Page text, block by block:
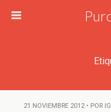
21 NOVIEMBRE 2012 • POR